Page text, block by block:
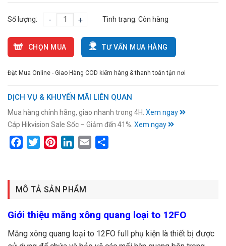
Số lượng: - + Tình trạng:Còn hàng
CHỌN MUA TƯ VẤN MUA HÀNG
Đặt Mua Online - Giao Hàng COD kiểm hàng & thanh toán tận nơi
DỊCH VỤ & KHUYẾN MÃI LIÊN QUAN
Mua hàng chính hãng, giao nhanh trong 4H. Xem ngay
Cáp Hikvision Sale Sốc – Giảm đến 41%. Xem ngay
FacebookTwitterPinterestLinkedIn
Email
MÔ TẢ SẢN PHẨM
Giới thiệu măng xông quang loại to 12FO
Măng xông quang loại to 12FO full phụ kiện là thiết bị được